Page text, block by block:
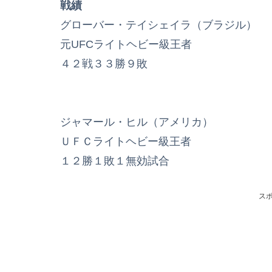
戦績
グローバー・テイシェイラ（ブラジル）
元UFCライトヘビー級王者
４２戦３３勝９敗
ジャマール・ヒル（アメリカ）
ＵＦＣライトヘビー級王者
１２勝１敗１無効試合
ス